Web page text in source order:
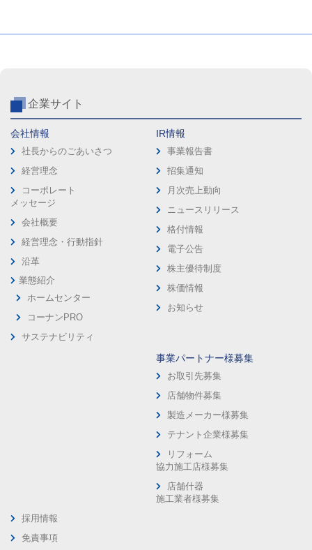
企業サイト
会社情報
社長からのごあいさつ
経営理念
コーポレート
メッセージ
会社概要
経営理念・行動指針
沿革
業態紹介
ホームセンター
コーナンPRO
サステナビリティ
IR情報
事業報告書
招集通知
月次売上動向
ニュースリリース
格付情報
電子公告
株主優待制度
株価情報
お知らせ
事業パートナー様募集
お取引先募集
店舗物件募集
製造メーカー様募集
テナント企業様募集
リフォーム
協力施工店様募集
店舗什器
施工業者様募集
採用情報
免責事項